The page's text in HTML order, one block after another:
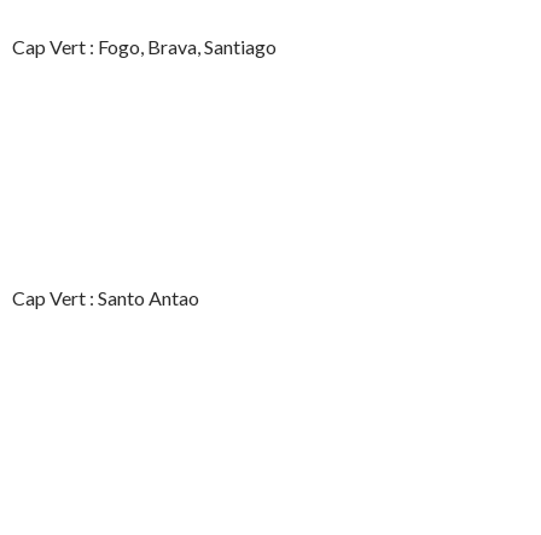
Cap Vert : Fogo, Brava, Santiago
Cap Vert : Santo Antao